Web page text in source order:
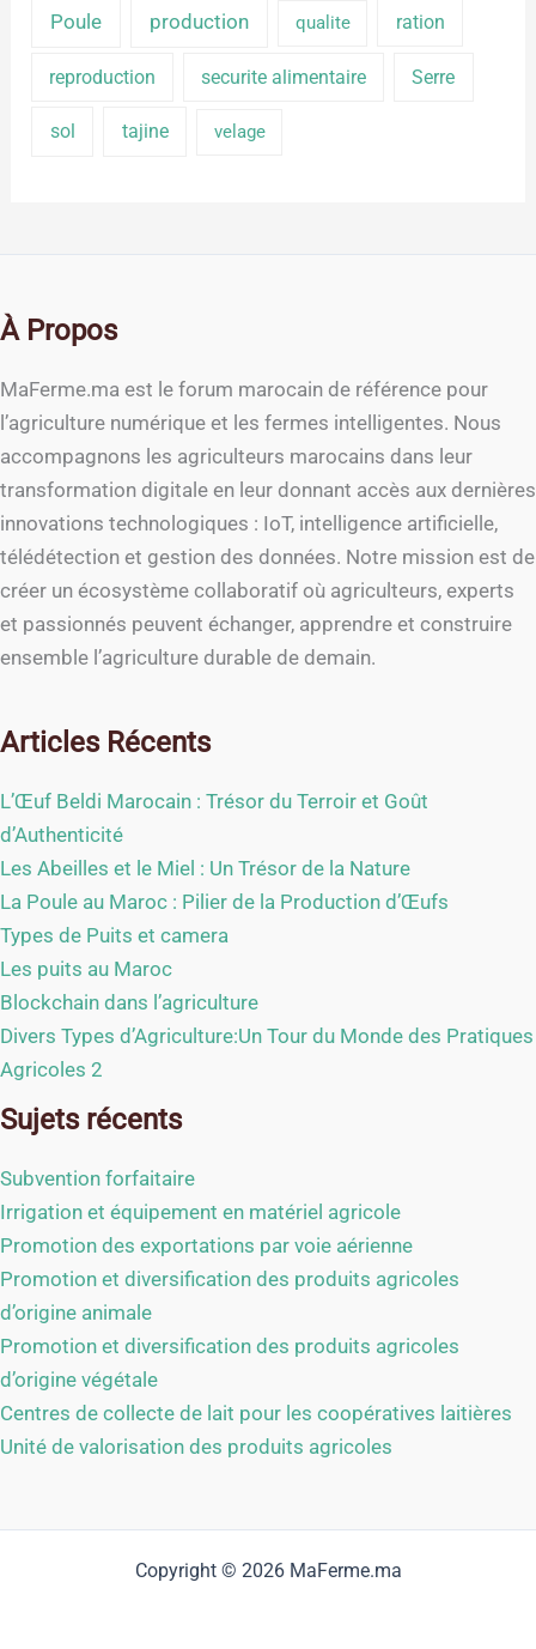
Poule production qualite ration
reproduction securite alimentaire Serre
sol tajine velage
À Propos
MaFerme.ma est le forum marocain de référence pour
l’agriculture numérique et les fermes intelligentes. Nous
accompagnons les agriculteurs marocains dans leur
transformation digitale en leur donnant accès aux dernières
innovations technologiques : IoT, intelligence artificielle,
télédétection et gestion des données. Notre mission est de
créer un écosystème collaboratif où agriculteurs, experts
et passionnés peuvent échanger, apprendre et construire
ensemble l’agriculture durable de demain.
Articles Récents
L’Œuf Beldi Marocain : Trésor du Terroir et Goût
d’Authenticité
Les Abeilles et le Miel : Un Trésor de la Nature
La Poule au Maroc : Pilier de la Production d’Œufs
Types de Puits et camera
Les puits au Maroc
Blockchain dans l’agriculture
Divers Types d’Agriculture:Un Tour du Monde des Pratiques
Agricoles 2
Sujets récents
Subvention forfaitaire
Irrigation et équipement en matériel agricole
Promotion des exportations par voie aérienne
Promotion et diversification des produits agricoles
d’origine animale
Promotion et diversification des produits agricoles
d’origine végétale
Centres de collecte de lait pour les coopératives laitières
Unité de valorisation des produits agricoles
Copyright © 2026 MaFerme.ma